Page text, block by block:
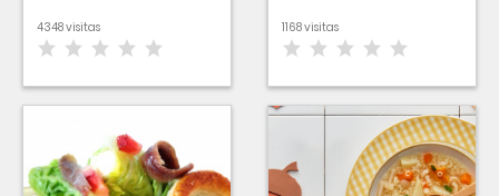
4348 visitas 1168 visitas